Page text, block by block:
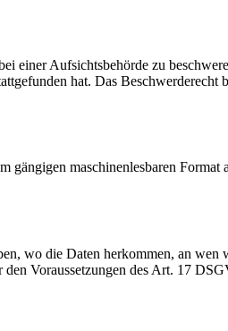
einer Aufsichtsbehörde zu
hat. Das Beschwerderecht
maschinenlesbaren Format
wo die Daten herkommen, an wen
Voraussetzungen des Art. 17